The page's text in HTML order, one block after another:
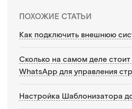
ПОХОЖИЕ СТАТЬИ
Как подключить внешнюю
Сколько на самом деле
WhatsApp для управления
Настройка Шаблонизатора